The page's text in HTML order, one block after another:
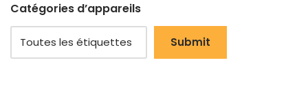
Catégories d’appareils